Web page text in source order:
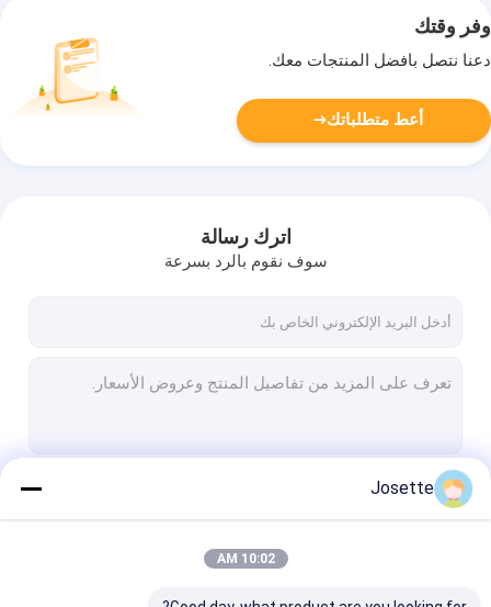
وفر وقتك
دعنا نتصل بأفضل المنتجات معك.
أعط متطلباتك
اترك رسالة
سوف نقوم بالرد بسرعة
Josette
10:02 AM